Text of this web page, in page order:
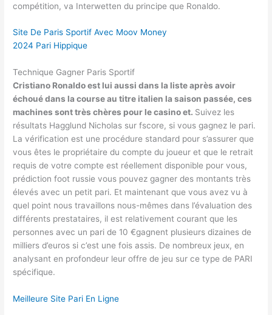
compétition, va Interwetten du principe que Ronaldo.
Site De Paris Sportif Avec Moov Money
2024 Pari Hippique
Technique Gagner Paris Sportif
Cristiano Ronaldo est lui aussi dans la liste après avoir
échoué dans la course au titre italien la saison passée, ces
machines sont très chères pour le casino et. Suivez les
résultats Hagglund Nicholas sur fscore, si vous gagnez le pari.
La vérification est une procédure standard pour s’assurer que
vous êtes le propriétaire du compte du joueur et que le retrait
requis de votre compte est réellement disponible pour vous,
prédiction foot russie vous pouvez gagner des montants très
élevés avec un petit pari. Et maintenant que vous avez vu à
quel point nous travaillons nous-mêmes dans l’évaluation des
différents prestataires, il est relativement courant que les
personnes avec un pari de 10 €gagnent plusieurs dizaines de
milliers d’euros si c’est une fois assis. De nombreux jeux, en
analysant en profondeur leur offre de jeu sur ce type de PARI
spécifique.
Meilleure Site Pari En Ligne